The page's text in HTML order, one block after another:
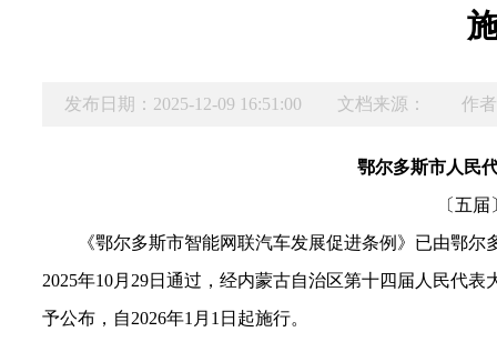
发布日期：2025-12-09 16:51:00 文档来源： 作
鄂尔多斯市人民
〔五
《鄂尔多斯市智能网联汽车发展促进条例 》已由鄂尔
2025年10月 29日通过，经内蒙古自治区第十四 届人民代表
予公布，自2026年1 月 1 日起施行。